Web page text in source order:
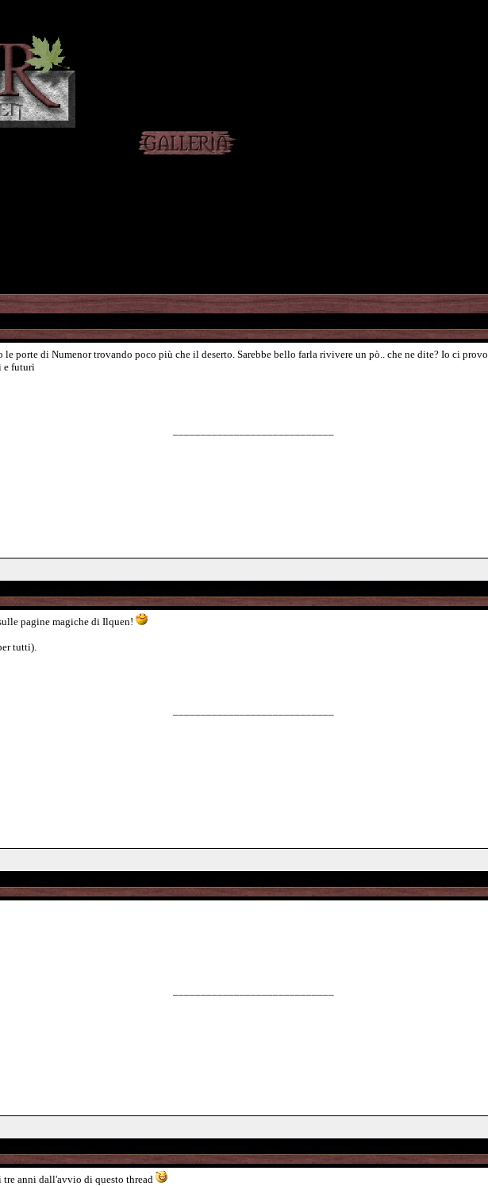
porte di Numenor trovando poco più che il deserto. Sarebbe bello farla rivivere un pò.. che ne dite? Io ci provo
e futuri
pagine magiche di Ilquen!
tutti).
anni dall'avvio di questo thread